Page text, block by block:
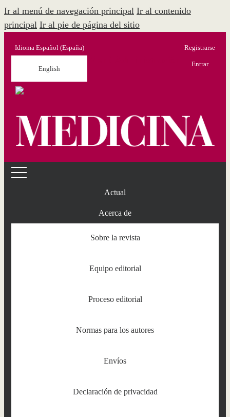
Ir al menú de navegación principal Ir al contenido
principal Ir al pie de página del sitio
Idioma Español (España)
English
Registrarse
Entrar
Actual
Acerca de
Sobre la revista
Equipo editorial
Proceso editorial
Normas para los autores
Envíos
Declaración de privacidad